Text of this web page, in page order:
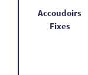
Accoudoirs
Fixes